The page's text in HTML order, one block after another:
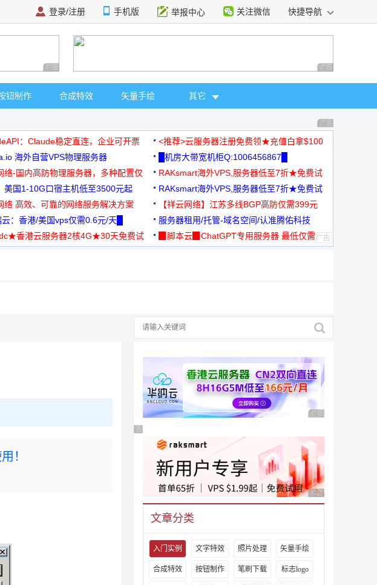
登录/注册 手机版 举报中心 关注微信 快捷导航
广告 商业广告，理性选择 广告 商业广告，理
钮制作 合成特效 矢量手绘 其它
广告 商业广告，理
：Claude稳定直连，企业可开票
<推荐>云服务器注册免费领★充值白拿$100
海外自营VPS物理服务器
█机房大带宽机柜Q:1006456867█
络-国内高防物理服务器，多种配置仅
起
RAKsmart海外VPS,服务器低至7折★免费试
用★
美国1-10G口宿主机低至3500元起
RAKsmart海外VPS,服务器低至7折★免费试
用★
络 高效、可靠的网络服务解决方案
【祥云网络】江苏多线BGP高防仅需399元
云：香港/美国vps仅需0.6元/天█
服务器租用/托管-域名空间/认准腾佑科技
香港云服务器2核4G★30天免费试
▉脚本云▉ChatGPT专用服务器 最低仅需
！
广告 商业广告，理性
广告 商业广告，理性选择
广告 商业广告，理性
文章分类
入门实例 文字特效 照片处理 矢量手绘
合成特效 按钮制作 笔刷下载 标志logo